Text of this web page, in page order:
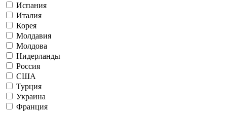
Испания
Италия
Корея
Молдавия
Молдова
Нидерланды
Россия
США
Турция
Украина
Франция